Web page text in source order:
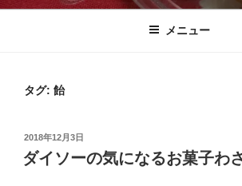
メニュー
タグ: 飴
投
稿
日:
2018年12月3日
ダイソーの気になるお菓子わ